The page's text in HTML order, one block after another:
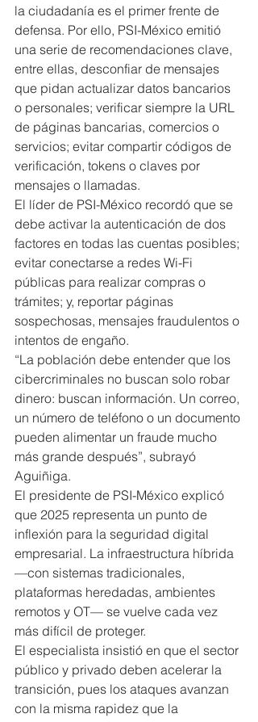
la ciudadanía es el primer frente de
defensa. Por ello, PSI-México emitió
una serie de recomendaciones clave,
entre ellas, desconfiar de mensajes
que pidan actualizar datos bancarios
o personales; verificar siempre la URL
de páginas bancarias, comercios o
servicios; evitar compartir códigos de
verificación, tokens o claves por
mensajes o llamadas.
El líder de PSI-México recordó que se
debe activar la autenticación de dos
factores en todas las cuentas posibles;
evitar conectarse a redes Wi-Fi
públicas para realizar compras o
trámites; y, reportar páginas
sospechosas, mensajes fraudulentos o
intentos de engaño.
“La población debe entender que los
cibercriminales no buscan solo robar
dinero: buscan información. Un correo,
un número de teléfono o un documento
pueden alimentar un fraude mucho
más grande después”, subrayó
Aguiñiga.
El presidente de PSI-México explicó
que 2025 representa un punto de
inflexión para la seguridad digital
empresarial. La infraestructura híbrida
—con sistemas tradicionales,
plataformas heredadas, ambientes
remotos y OT— se vuelve cada vez
más difícil de proteger.
El especialista insistió en que el sector
público y privado deben acelerar la
transición, pues los ataques avanzan
con la misma rapidez que la